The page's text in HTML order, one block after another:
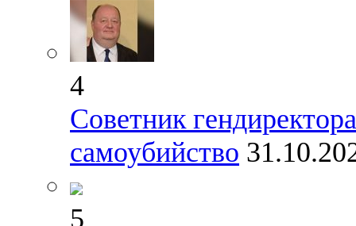
4
Советник
самоубийство
5